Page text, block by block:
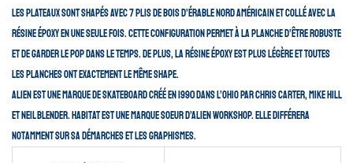
Les plateaux sont shapés avec 7 plis de bois d’érable nord américain et collé avec la
Résine époxy en une seule fois. Cette configuration permet à la planche d’être robuste
et de garder le pop dans le temps. De plus, la Résine époxy est plus légère et toutes
les planches ont exactement le même shape.
Alien est une marque de skateboard créé en 1990 dans l’Ohio par Chris Carter, Mike Hill
et Neil Blender. Habitat est une marque soeur d’Alien Workshop. Elle différera
notamment sur sa démarches et les graphismes.